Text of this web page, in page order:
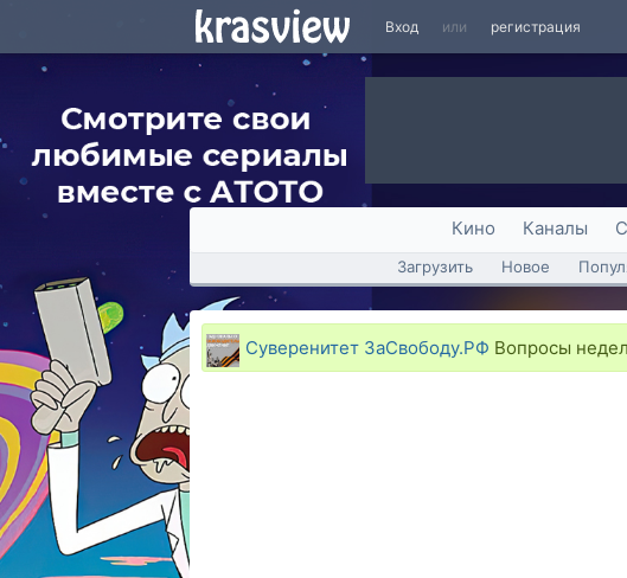
Вход или регистрация
Кино Каналы
Загрузить Новое
Суверенитет ЗаСвободу.РФ Вопросы